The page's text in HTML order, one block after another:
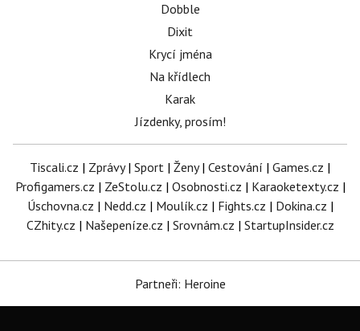
Dobble
Dixit
Krycí jména
Na křídlech
Karak
Jízdenky, prosím!
Tiscali.cz | Zprávy| Sport | Ženy| Cestování | Games.cz |
Profigamers.cz | ZeStolu.cz | Osobnosti.cz | Karaoketexty.cz |
Úschovna.cz | Nedd.cz | Moulík.cz | Fights.cz | Dokina.cz |
CZhity.cz | Našepeníze.cz | Srovnám.cz | StartupInsider.cz
Partneři: Heroine